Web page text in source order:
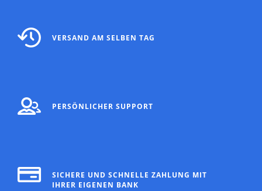
VERSAND AM SELBEN TAG
PERSÖNLICHER SUPPORT
SICHERE UND SCHNELLE ZAHLUNG MIT
IHRER EIGENEN BANK